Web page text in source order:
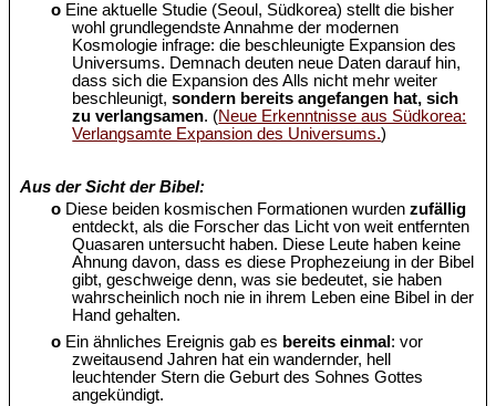
o Eine aktuelle Studie (Seoul, Südkorea) stellt die bisher
wohl grundlegendste Annahme der modernen
Kosmologie infrage: die beschleunigte Expansion des
Universums. Demnach deuten neue Daten darauf hin,
dass sich die Expansion des Alls nicht mehr weiter
beschleunigt,sondern bereits angefangen hat, sich
zu verlangsamen. (Neue Erkenntnisse aus Südkorea:
Verlangsamte Expansion des Universums.)
Aus der Sicht der Bibel:
o Diese beiden kosmischen Formationen wurdenzufällig
entdeckt, als die Forscher das Licht von weit entfernten
Quasaren untersucht haben. Diese Leute haben keine
Ahnung davon, dass es diese Prophezeiung in der Bibel
gibt, geschweige denn, was sie bedeutet, sie haben
wahrscheinlich noch nie in ihrem Leben eine Bibel in der
Hand gehalten.
o Ein ähnliches Ereignis gab es bereits einmal : vor
zweitausend Jahren hat ein wandernder, hell
leuchtender Stern die Geburt des Sohnes Gottes
angekündigt.